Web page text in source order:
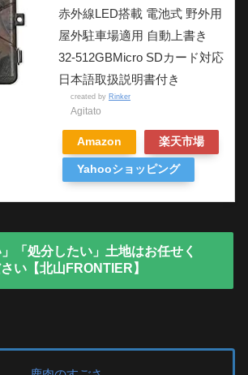
赤外線LED搭載 電池式 野外用
屋外駐車場適用 自動上書き
32-512GBMicro SDカード対応
日本語取扱説明書付き
created by Rinker
Agitato
Amazon 楽天市場
Yahooショッピング
」「処分したい」土地はお任せく
い【北山FRONTIER】